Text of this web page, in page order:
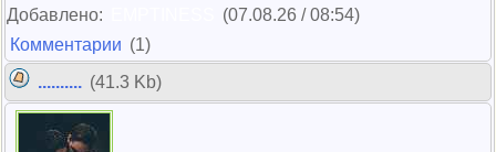
Добавлено:
(07.08.26 / 08:54)
Комментарии (1)
.......... (41.3 Kb)